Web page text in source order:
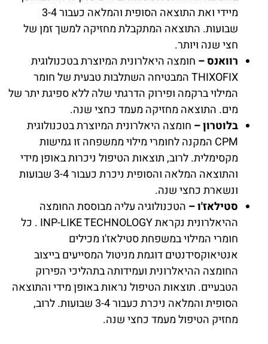
מיידי ואת התוצאה הסופית והמלאה כעבור 3-4
שבועות. התוצאה המתקבלת מחזיקה למשך זמן של
חצי שנה ויותר.
רוואנס – חומצה היאלרונית המיוצרת בטכנולוגית
THIXOFIX המבטיחה השתלבות טבעית של חומר
המילוי ברקמה ופירוק הדרגתי שלה ללא ספיגת יתר של
מים. התוצאה מחזיקה מעמד כחצי שנה.
בלוטרון – חומצה היאלרונית המיוצרת בטכנולוגית
CPM המקנה לחומרי מילוי ממשפחה זו גמישות
מקסימלית. לרוב, תוצאות הטיפול ניכרות באופן מידי
והתוצאה המלאה והסופית ניכרת כעבור 3-4 שבועות
ונשארת כחצי שנה.
סטילאז'ו – הטכנולוגיה עליה מבוססת החומצה
ההיאלרונית נקראת INP-LIKE TECHNOLOGY . כל
חומרי המילוי במשפחת סטילאז'ו מכילים
אנטיאוקסידנטים דוגמת מניטול המסייעים בייצוב
החומצה ההיאלרונית ועמידותה בתהליכי הפירוק
הטבעיים. תוצאות הטיפול נראות באופן מידי והתוצאה
הסופית והמלאה ניכרת כעבור 3-4 שבועות. לרוב,
מחזיק הטיפול מעמד כחצי שנה.